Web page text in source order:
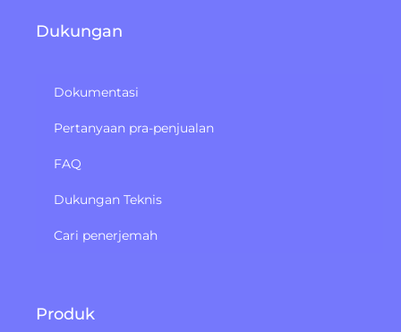
Dukungan
Dokumentasi
Pertanyaan pra-penjualan
FAQ
Dukungan Teknis
Cari penerjemah
Produk